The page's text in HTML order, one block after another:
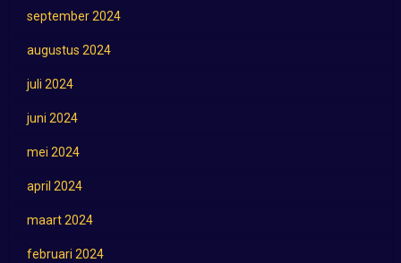
september 2024
augustus 2024
juli 2024
juni 2024
mei 2024
april 2024
maart 2024
februari 2024